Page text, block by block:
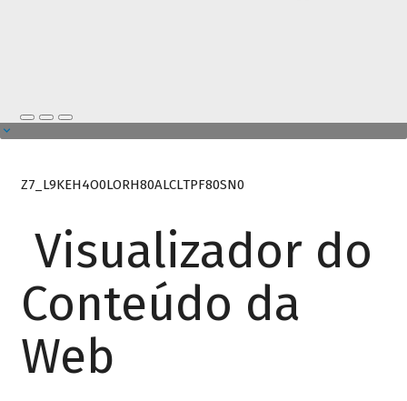
Z7_L9KEH4O0LORH80ALCLTPF80SN0
Visualizador do
Conteúdo da
Web